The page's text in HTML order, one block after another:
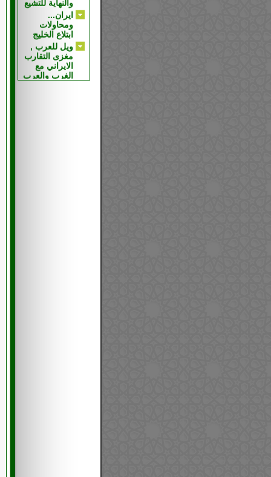
ابتلاع الخليج
ويل للعرب ,
مغزى التقارب
الايراني مع
الغرب والعرب